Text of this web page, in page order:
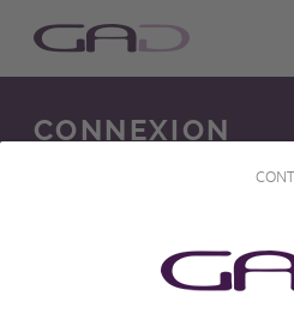
CONNEXION
Nous mettons constamment à
projection en ligne avec de
Veuillez vous connecter pour